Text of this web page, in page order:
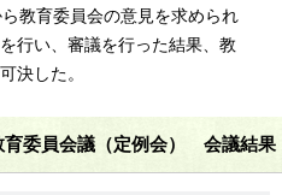
教育委員会の意見を求められ
行い、審議を行った結果、教
決した。
委員会議（定例会） 会議結果